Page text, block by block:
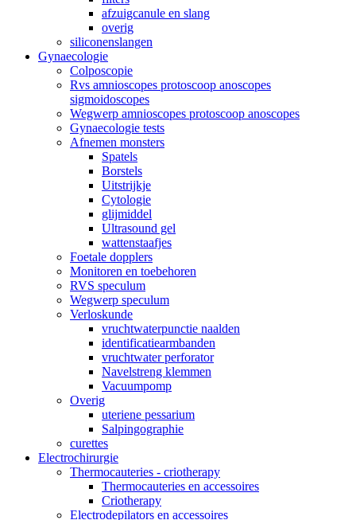
afzuigcanule en slang
overig
siliconenslangen
Gynaecologie
Colposcopie
Rvs amnioscopes protoscoop anoscopes
sigmoidoscopes
Wegwerp amnioscopes protoscoop anoscopes
Gynaecologie tests
Afnemen monsters
Spatels
Borstels
Uitstrijkje
Cytologie
glijmiddel
Ultrasound gel
wattenstaafjes
Foetale dopplers
Monitoren en toebehoren
RVS speculum
Wegwerp speculum
Verloskunde
vruchtwaterpunctie naalden
identificatiearmbanden
vruchtwater perforator
Navelstreng klemmen
Vacuumpomp
Overig
uteriene pessarium
Salpingographie
curettes
Electrochirurgie
Thermocauteries - criotherapy
Thermocauteries en accessoires
Criotherapy
Electrodepilators en accessoires